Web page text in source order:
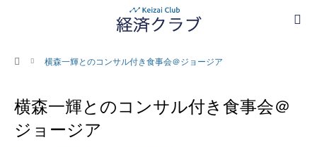
ホーム横森一輝とのコンサル付き食事会＠ジョージア
横森一輝とのコンサル付き食事会＠
ジョージア